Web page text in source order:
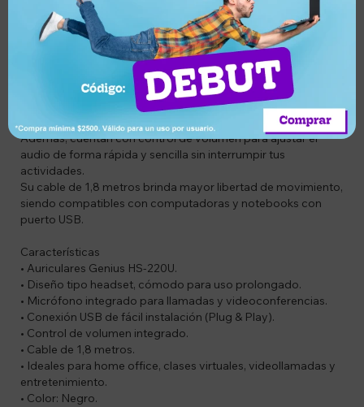
Descripción
Los Genius HS-220U son la opción ideal para videollamadas,
clases online, trabajo remoto y entretenimiento diario. Su
diseño tipo headset ofrece comodidad durante largas
jornadas de uso, mientras que su conexión USB proporciona
una instalación rápida y una transmisión de audio estable.
Incorporan micrófono integrado para una comunicación
clara en reuniones, conferencias y llamadas por Internet.
Además, cuentan con control de volumen para ajustar el
audio de forma rápida y sencilla sin interrumpir tus
actividades.
Su cable de 1,8 metros brinda mayor libertad de movimiento,
siendo compatibles con computadoras y notebooks con
puerto USB.
Características
• Auriculares Genius HS-220U.
• Diseño tipo headset, cómodo para uso prolongado.
• Micrófono integrado para llamadas y videoconferencias.
• Conexión USB de fácil instalación (Plug & Play).
• Control de volumen integrado.
• Cable de 1,8 metros.
• Ideales para home office, clases virtuales, videollamadas y
entretenimiento.
• Color: Negro.